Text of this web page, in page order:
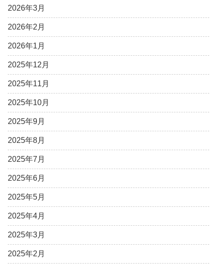
2026年3月
2026年2月
2026年1月
2025年12月
2025年11月
2025年10月
2025年9月
2025年8月
2025年7月
2025年6月
2025年5月
2025年4月
2025年3月
2025年2月